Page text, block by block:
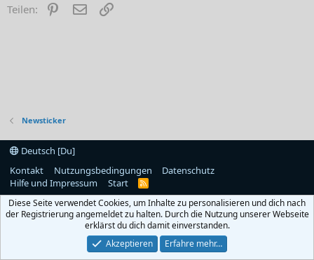
Teilen: PinterestE-Mail
Newsticker
Deutsch [Du]
Kontakt
Nutzungsbedingungen
Datenschutz
Hilfe und Impressum
Start
R
S
Diese Seite verwendet Cookies, um Inhalte zu personalisieren und dich nach
der Registrierung angemeldet zu halten. Durch die Nutzung unserer Webseite
erklärst du dich damit einverstanden.
Akzeptieren
Erfahre mehr…